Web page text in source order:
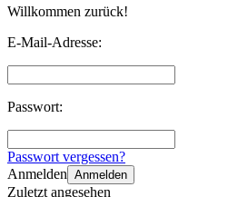
Willkommen zurück!
E-Mail-Adresse:
Passwort:
Passwort vergessen?
Anmelden Anmelden
Zuletzt angesehen